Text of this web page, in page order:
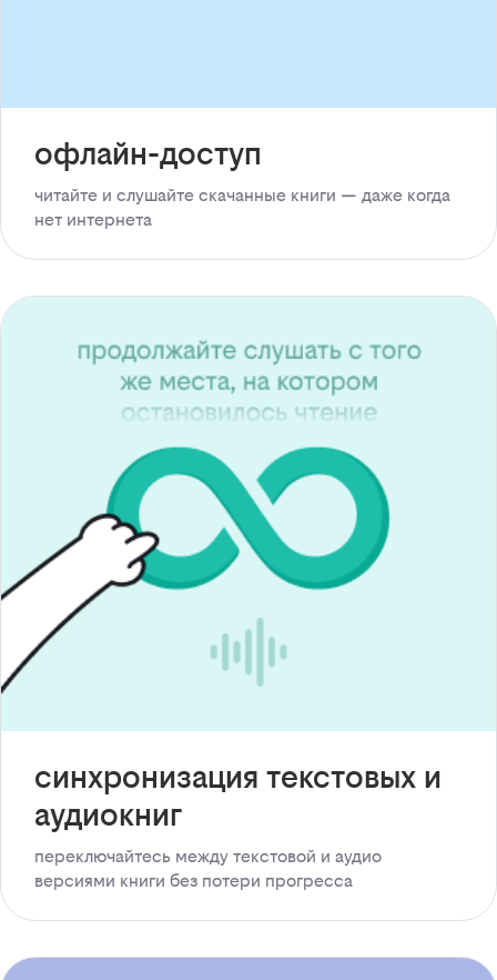
офлайн-доступ
читайте и слушайте скачанные книги — даже когда
нет интернета
синхронизация текстовых и
аудиокниг
переключайтесь между текстовой и аудио
версиями книги без потери прогресса